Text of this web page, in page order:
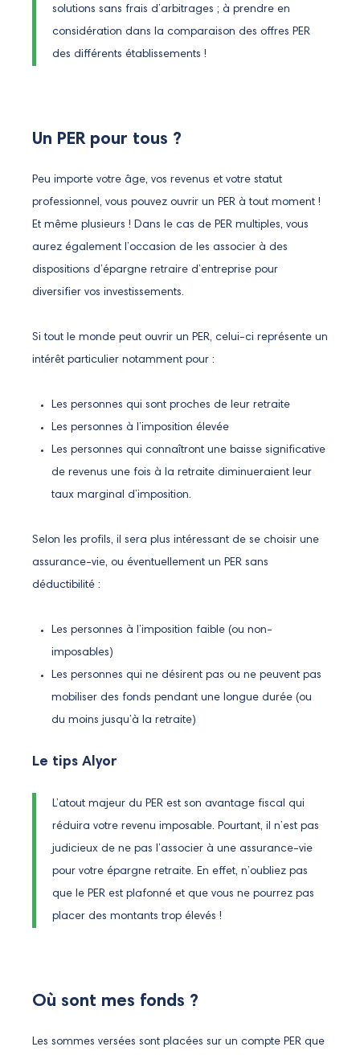
solutions sans frais d’arbitrages ; à prendre en
considération dans la comparaison des offres PER
des différents établissements !
Un PER pour tous ?
Peu importe votre âge, vos revenus et votre statut
professionnel, vous pouvez ouvrir un PER à tout moment !
Et même plusieurs ! Dans le cas de PER multiples, vous
aurez également l’occasion de les associer à des
dispositions d’épargne retraire d’entreprise pour
diversifier vos investissements.
Si tout le monde peut ouvrir un PER, celui-ci représente un
intérêt particulier notamment pour :
Les personnes qui sont proches de leur retraite
Les personnes à l’imposition élevée
Les personnes qui connaîtront une baisse significative
de revenus une fois à la retraite diminueraient leur
taux marginal d’imposition.
Selon les profils, il sera plus intéressant de se choisir une
assurance-vie, ou éventuellement un PER sans
déductibilité :
Les personnes à l’imposition faible (ou non-
imposables)
Les personnes qui ne désirent pas ou ne peuvent pas
mobiliser des fonds pendant une longue durée (ou
du moins jusqu’à la retraite)
Le tips Alyor
L’atout majeur du PER est son avantage fiscal qui
réduira votre revenu imposable. Pourtant, il n’est pas
judicieux de ne pas l’associer à une assurance-vie
pour votre épargne retraite. En effet, n’oubliez pas
que le PER est plafonné et que vous ne pourrez pas
placer des montants trop élevés !
Où sont mes fonds ?
Les sommes versées sont placées sur un compte PER que